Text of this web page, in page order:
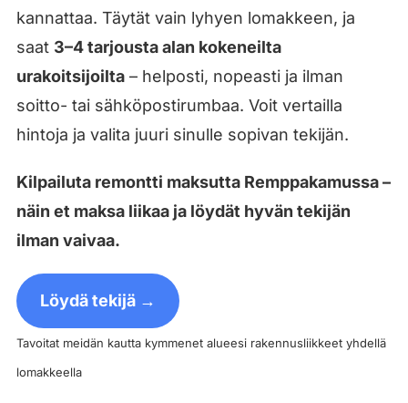
kannattaa. Täytät vain lyhyen lomakkeen, ja
saat 3–4 tarjousta alan kokeneilta
urakoitsijoilta– helposti, nopeasti ja ilman
soitto- tai sähköpostirumbaa. Voit vertailla
hintoja ja valita juuri sinulle sopivan tekijän.
Kilpailuta remontti maksutta Remppakamussa –
näin et maksa liikaa ja löydät hyvän tekijän
ilman vaivaa.
Löydä tekijä →
Tavoitat meidän kautta kymmenet alueesi rakennusliikkeet yhdellä
lomakkeella